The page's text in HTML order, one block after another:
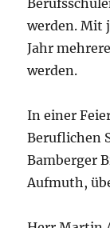
werden. Mit
Jahr
werden.
In einer
Beruflichen
Bamberger
Aufmuth,